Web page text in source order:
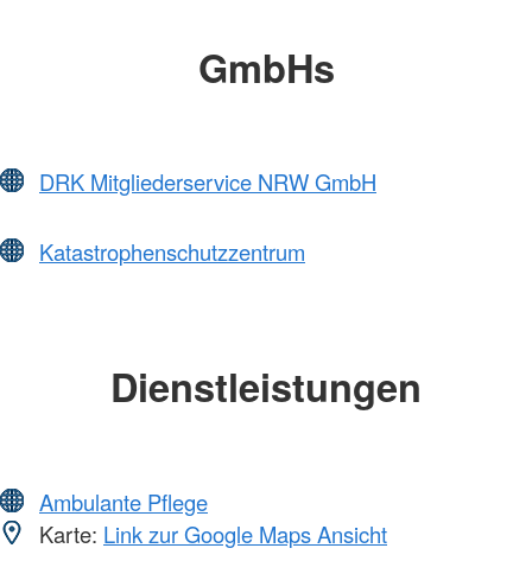
GmbHs
DRK Mitgliederservice NRW GmbH
Katastrophenschutzzentrum
Dienstleistungen
Ambulante Pflege
Karte: Link zur Google Maps Ansicht